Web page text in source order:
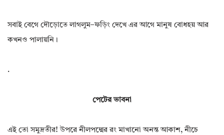
সবাই বেগে দৌড়োতে লাগলুম–ফড়িং দেখে এর আগে মানুষ বোধহয় আর
কখনও পালায়নি।
.
পেটের ভাবনা
এই তো সমুদ্রতীর! উপরে নীলপদ্মের রং মাখানো অনন্ত আকাশ, নীচে